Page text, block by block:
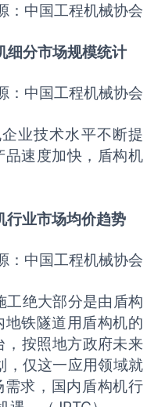
：中国工程机械协会
分市场规模统计
：中国工程机械协会
技术水平不断提
速度加快，盾构机
业市场均价趋势
：中国工程机械协会
绝大部分是由盾构
铁隧道用盾构机的
按照地方政府未来
仅这一应用领域就
求，国内盾构机行